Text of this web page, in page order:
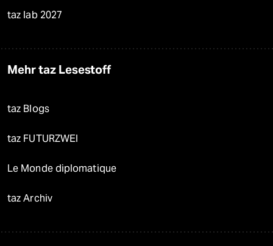
taz lab 2027
Mehr taz Lesestoff
taz Blogs
taz FUTURZWEI
Le Monde diplomatique
taz Archiv